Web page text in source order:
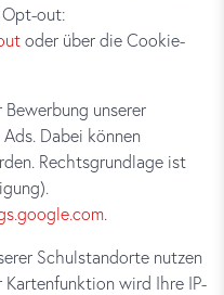
Opt-out:
oder über die Cookie-
Bewerbung unserer
Dabei können
Rechtsgrundlage ist
.
Schulstandorte nutzen
wird Ihre IP-